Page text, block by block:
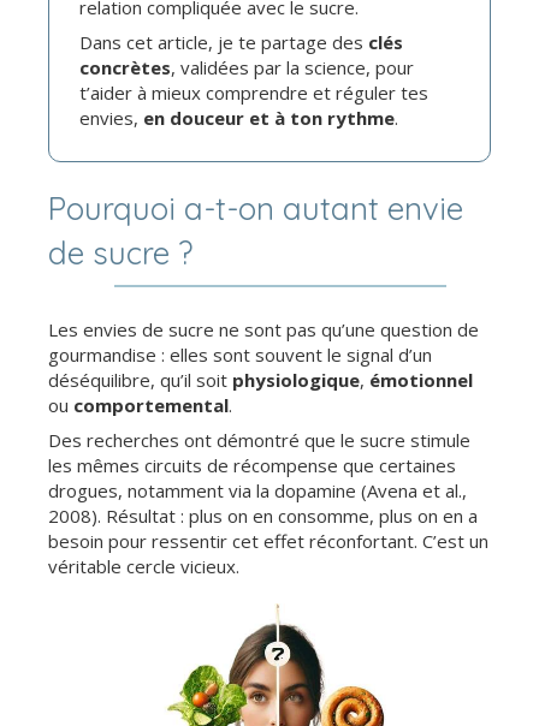
relation compliquée avec le sucre.
Dans cet article, je te partage des clés
concrètes, validées par la science, pour
t’aider à mieux comprendre et réguler tes
envies, en douceur et à ton rythme.
Pourquoi a-t-on autant envie
de sucre ?
Les envies de sucre ne sont pas qu’une question de
gourmandise : elles sont souvent le signal d’un
déséquilibre, qu’il soit physiologique, émotionnel
ou comportemental.
Des recherches ont démontré que le sucre stimule
les mêmes circuits de récompense que certaines
drogues, notamment via la dopamine (Avena et al.,
2008). Résultat : plus on en consomme, plus on en a
besoin pour ressentir cet effet réconfortant. C’est un
véritable cercle vicieux.